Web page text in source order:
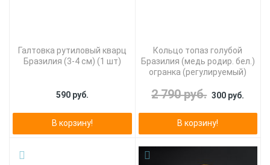
Галтовка рутиловый кварц
Бразилия (3-4 см) (1 шт)
590 руб.
В корзину!
Кольцо топаз голубой
Бразилия (медь родир. бел.)
огранка (регулируемый)
2 790 руб. 300 руб.
В корзину!